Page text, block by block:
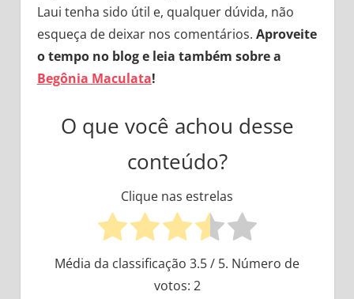
Laui tenha sido útil e, qualquer dúvida, não
esqueça de deixar nos comentários. Aproveite
o tempo no blog e leia também sobre a
Begônia Maculata!
O que você achou desse
conteúdo?
Clique nas estrelas
Média da classificação 3.5/ 5. Número de
votos: 2